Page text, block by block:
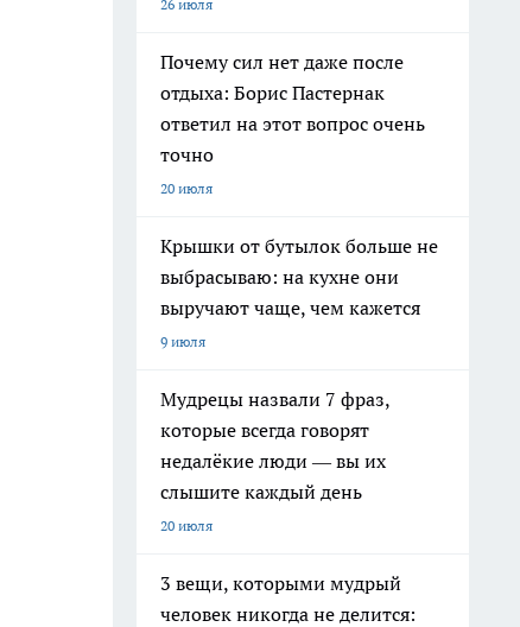
26 июля
Почему сил нет даже после
отдыха: Борис Пастернак
ответил на этот вопрос очень
точно
20 июля
Крышки от бутылок больше не
выбрасываю: на кухне они
выручают чаще, чем кажется
9 июля
Мудрецы назвали 7 фраз,
которые всегда говорят
недалёкие люди — вы их
слышите каждый день
20 июля
3 вещи, которыми мудрый
человек никогда не делится: